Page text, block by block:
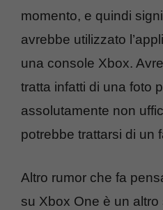
momento, e quindi
avrebbe utilizzato
una console Xbox.
tratta infatti di una foto
assolutamente non
potrebbe trattarsi di un
Altro rumor che fa
su Xbox One è un